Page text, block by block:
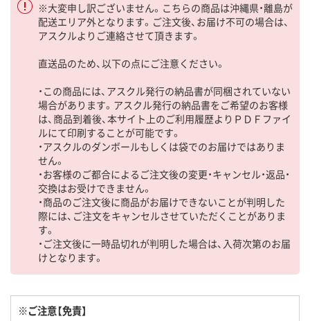
※大変申し訳ございません。こちらの商品は沖縄県・離島が
配送エリア外となります。ご注文後、お届け不可の場合は、
アスクルよりご連絡させて頂きます。
直送品のため、以下の点にご注意ください。
・この商品には、アスクル発行の納品書が同梱されていない
場合があります。アスクル発行の納品書をご希望のお客様
は、商品到着後、本サイト上のご利用履歴よりＰＤＦファイ
ルにて印刷することが可能です。
・アスクルのダンボールもしくは袋でのお届けではありま
せん。
・お客様のご都合によるご注文後の変更・キャンセル・返品・
交換はお受けできません。
・商品のご注文後に商品がお届けできないことが判明した
際には、ご注文をキャンセルさせていただくことがありま
す。
・ご注文後に一時品切れが判明した場合は、入荷次第のお届
けとなります。
※ご注意【免責】